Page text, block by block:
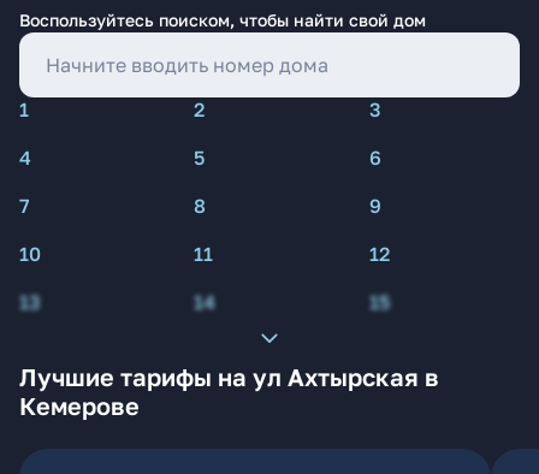
Воспользуйтесь поиском, чтобы найти свой дом
1 2
3
4
5
6
7
8
9
10
11
12
13
14 15
Лучшие тарифы на ул Ахтырская в
Кемерове